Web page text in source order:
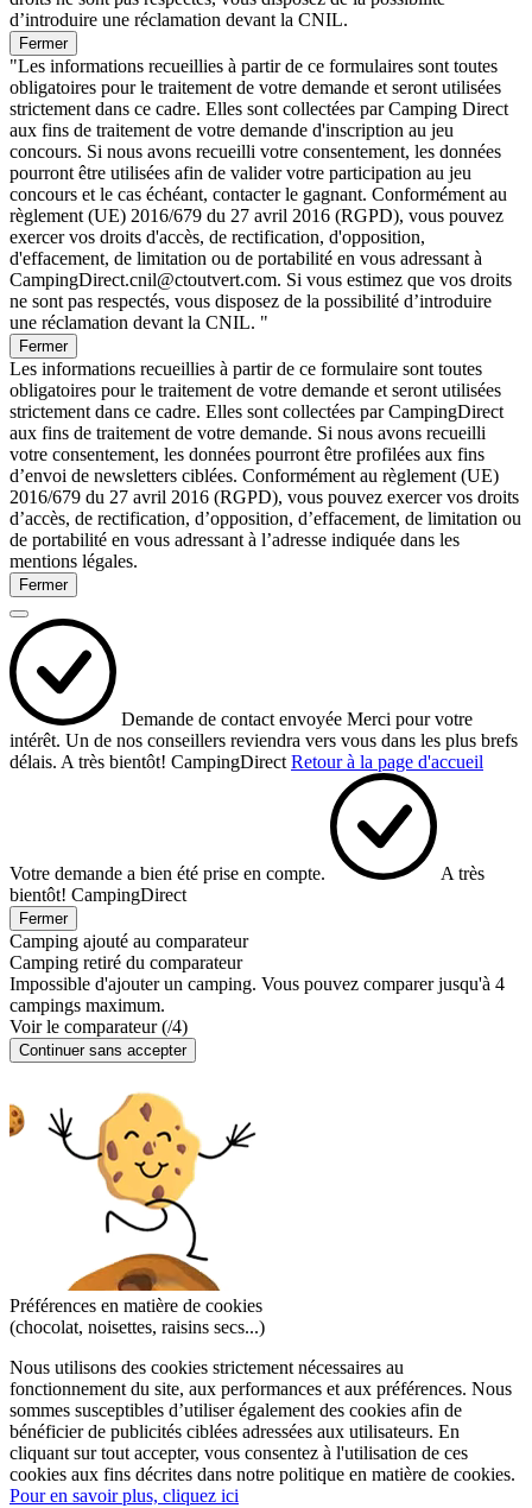
d’introduire une réclamation devant la CNIL.
Fermer
"Les informations recueillies à partir de ce formulaires sont toutes
obligatoires pour le traitement de votre demande et seront utilisées
strictement dans ce cadre. Elles sont collectées par Camping Direct
aux fins de traitement de votre demande d'inscription au jeu
concours. Si nous avons recueilli votre consentement, les données
pourront être utilisées afin de valider votre participation au jeu
concours et le cas échéant, contacter le gagnant. Conformément au
règlement (UE) 2016/679 du 27 avril 2016 (RGPD), vous pouvez
exercer vos droits d'accès, de rectification, d'opposition,
d'effacement, de limitation ou de portabilité en vous adressant à
CampingDirect.cnil@ctoutvert.com. Si vous estimez que vos droits
ne sont pas respectés, vous disposez de la possibilité d’introduire
une réclamation devant la CNIL. "
Fermer
Les informations recueillies à partir de ce formulaire sont toutes
obligatoires pour le traitement de votre demande et seront utilisées
strictement dans ce cadre. Elles sont collectées par CampingDirect
aux fins de traitement de votre demande. Si nous avons recueilli
votre consentement, les données pourront être profilées aux fins
d’envoi de newsletters ciblées. Conformément au règlement (UE)
2016/679 du 27 avril 2016 (RGPD), vous pouvez exercer vos droits
d’accès, de rectification, d’opposition, d’effacement, de limitation ou
de portabilité en vous adressant à l’adresse indiquée dans les
mentions légales.
Fermer
Demande de contact envoyée Merci pour votre
intérêt. Un de nos conseillers reviendra vers vous dans les plus brefs
délais. A très bientôt! CampingDirect Retour à la page d'accueil
Votre demande a bien été prise en compte.
A très
bientôt! CampingDirect
Fermer
Camping ajouté au comparateur
Camping retiré du comparateur
Impossible d'ajouter un camping. Vous pouvez comparer jusqu'à 4
campings maximum.
Voir le comparateur (/4)
Continuer sans accepter
Préférences en matière de cookies
(chocolat, noisettes, raisins secs...)
Nous utilisons des cookies strictement nécessaires au
fonctionnement du site, aux performances et aux préférences. Nous
sommes susceptibles d’utiliser également des cookies afin de
bénéficier de publicités ciblées adressées aux utilisateurs. En
cliquant sur tout accepter, vous consentez à l'utilisation de ces
cookies aux fins décrites dans notre politique en matière de cookies.
Pour en savoir plus, cliquez ici